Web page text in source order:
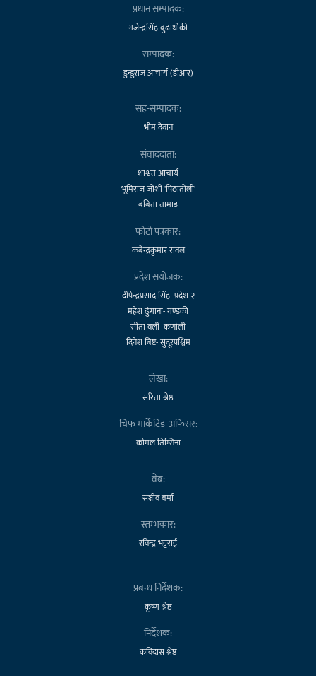
प्रधान सम्पादक:
गजेन्द्रसिंह बुढाथोकी
सम्पादक:
डुन्डुराज आचार्य (डीआर)
सह-सम्पादक:
भीम देवान
संवाददाता:
शाश्वत आचार्य
भूमिराज जोशी 'पिठातोली'
बबिता तामाङ
फोटो पत्रकार:
कबेन्द्रकुमार रावल
प्रदेश संयोजक:
दीपेन्द्रप्रसाद सिंह- प्रदेश २
महेश ढुंगाना- गण्डकी
सीता वली- कर्णाली
दिनेश बिष्ट- सुदूरपश्चिम
लेखा:
सरिता श्रेष्ठ
चिफ मार्केटिङ अफिसर:
कोमल तिम्सिना
वेब:
सञ्जीव बर्मा
स्तम्भकार:
रविन्द्र भट्टराई
प्रबन्ध निर्देशक:
कृष्ण श्रेष्ठ
निर्देशक:
कविदास श्रेष्ठ